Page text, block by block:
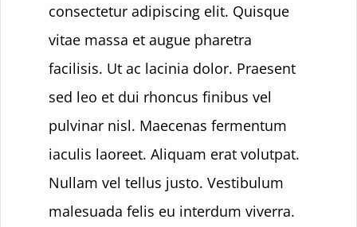
consectetur adipiscing elit. Quisque
vitae massa et augue pharetra
facilisis. Ut ac lacinia dolor. Praesent
sed leo et dui rhoncus finibus vel
pulvinar nisl. Maecenas fermentum
iaculis laoreet. Aliquam erat volutpat.
Nullam vel tellus justo. Vestibulum
malesuada felis eu interdum viverra.